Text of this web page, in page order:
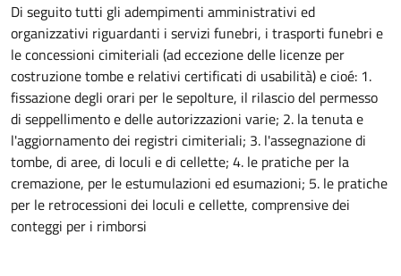
Di seguito tutti gli adempimenti amministrativi ed
organizzativi riguardanti i servizi funebri, i trasporti funebri e
le concessioni cimiteriali (ad eccezione delle licenze per
costruzione tombe e relativi certificati di usabilità) e cioé: 1.
fissazione degli orari per le sepolture, il rilascio del permesso
di seppellimento e delle autorizzazioni varie; 2. la tenuta e
l'aggiornamento dei registri cimiteriali; 3. l'assegnazione di
tombe, di aree, di loculi e di cellette; 4. le pratiche per la
cremazione, per le estumulazioni ed esumazioni; 5. le pratiche
per le retrocessioni dei loculi e cellette, comprensive dei
conteggi per i rimborsi